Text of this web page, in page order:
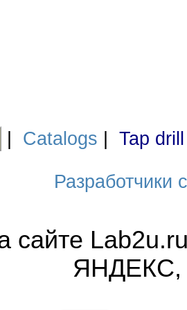
Catalogs Tap
Разработчики
сайте
ЯНДЕКС,